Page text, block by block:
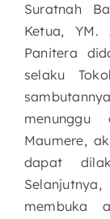
Suratnah
Ketua, YM.
Panitera
selaku
Maumere,
dapat
membuka